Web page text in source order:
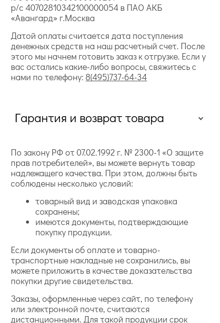
р/с 40702810342100000054 в ПАО АКБ
«Авангард» г.Москва
Датой оплаты считается дата поступления
денежных средств на наш расчетный счет. После
этого мы начнем готовить заказ к отгрузке. Если у
вас остались какие-либо вопросы, свяжитесь с
нами по телефону: 8(495)737-64-34
Гарантия и возврат товара
По закону РФ от 07.02.1992 г. № 2300-1 «О защите
прав потребителей», вы можете вернуть товар
надлежащего качества. При этом, должны быть
соблюдены несколько условий:
товарный вид и заводская упаковка
сохранены;
имеются документы, подтверждающие
покупку продукции.
Если документы об оплате и товарно-
транспортные накладные не сохранились, вы
можете приложить в качестве доказательства
покупки другие свидетельства.
Заказы, оформленные через сайт, по телефону
или электронной почте, считаются
дистанционными. Для такой продукции срок